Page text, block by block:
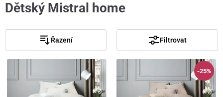
Dětský Mistral home
Řazení Filtrovat
-25%